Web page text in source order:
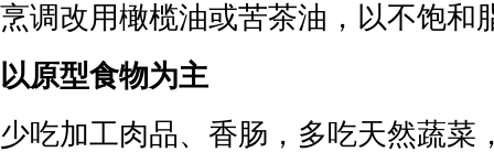
烹调改用橄榄油或苦茶油，以不饱和
以原型食物为主
少吃加工肉品、香肠，多吃天然蔬菜